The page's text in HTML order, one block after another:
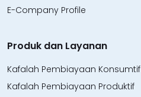
E-Company Profile
Produk dan Layanan
Kafalah Pembiayaan Konsumtif
Kafalah Pembiayaan Produktif